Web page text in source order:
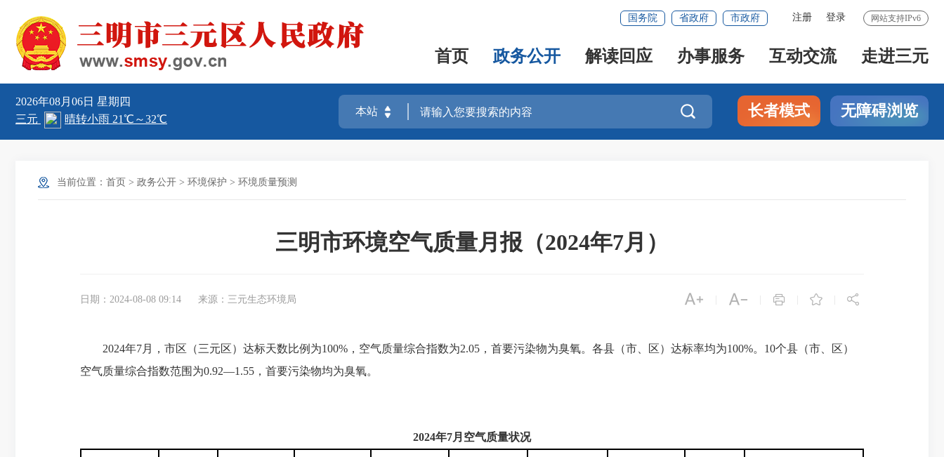
网站支持IPv6
注册 登录
国务院 省政府 市政府
首页 政务公开 解读回应 办事服务 互动交流 走进三元
2026年08月06日 星期四
 长者模式 无障碍浏览
当前位置： 首页 > 政务公开 > 环境保护 > 环境质量预测
三明市环境空气质量月报（2024年7月）
日期：2024-08-08 09:14 来源：三元生态环境局     
2024年7月，市区（三元区）达标天数比例为100%，空气质量综合指数为2.05，首要污染物为臭氧。各县（市、区）达标率均为100%。10个县（市、区）
空气质量综合指数范围为0.92—1.55，首要污染物均为臭氧。
2024年7月空气质量状况